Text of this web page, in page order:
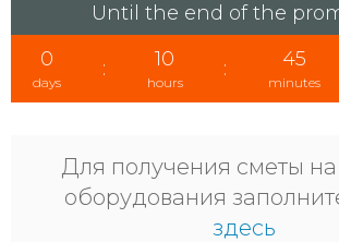
Until the end of the
0
days
: 10
hours
: 45
minutes
Для получения сметы
оборудования
здесь